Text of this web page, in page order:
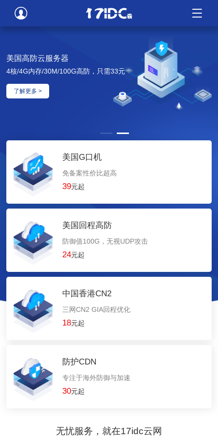
美国高防云服务器
4核/4G内存/30M/100G高防，只需33元
了解更多 >
美国G口机
免备案性价比超高
39元起
美国回程高防
防御值100G，无视UDP攻击
24元起
中国香港CN2
三网CN2 GIA回程优化
18元起
防护CDN
专注于海外防御与加速
30元起
无忧服务，就在17idc云网